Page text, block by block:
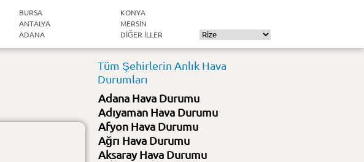
BURSA
ANTALYA
ADANA
KONYA
MERSIN
DIĞER ILLER
Tüm Şehirlerin Anlık Hava
Durumları
Adana Hava Durumu
Adıyaman Hava Durumu
Afyon Hava Durumu
Ağrı Hava Durumu
Aksaray Hava Durumu